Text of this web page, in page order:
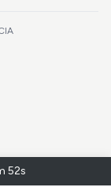
52s